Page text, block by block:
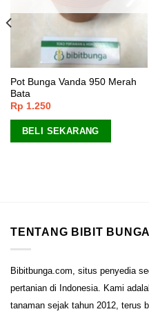
Pot Bunga Vanda 950 Merah
Bata
Rp 1.250
BELI SEKARANG
TENTANG BIBIT BUNGA
Bibitbunga.com, situs penyedia
pertanian di Indonesia. Kami
tanaman sejak tahun 2012, terus